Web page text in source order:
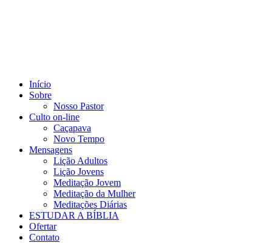
Início
Sobre
Nosso Pastor
Culto on-line
Caçapava
Novo Tempo
Mensagens
Lição Adultos
Lição Jovens
Meditação Jovem
Meditação da Mulher
Meditações Diárias
ESTUDAR A BÍBLIA
Ofertar
Contato